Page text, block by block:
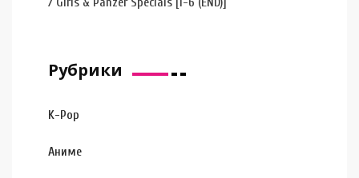
Рубрики
K-Pop
Аниме